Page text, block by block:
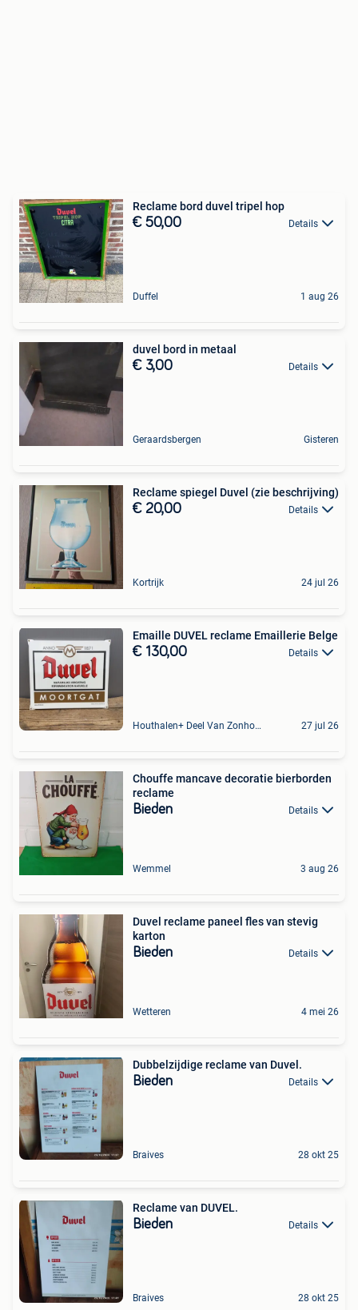
Reclame bord duvel tripel hop
€ 50,00 Details
Duffel 1 aug 26
duvel bord in metaal
€ 3,00 Details
Geraardsbergen Gisteren
Reclame spiegel Duvel (zie beschrijving)
€ 20,00 Details
Kortrijk 24 jul 26
Emaille DUVEL reclame Emaillerie Belge
€ 130,00 Details
Houthalen+ Deel Van Zonhoven En Zolder 27 jul 26
Chouffe mancave decoratie bierborden
reclame
Bieden Details
Wemmel 3 aug 26
Duvel reclame paneel fles van stevig
karton
Bieden Details
Wetteren 4 mei 26
Dubbelzijdige reclame van Duvel.
Bieden Details
Braives 28 okt 25
Reclame van DUVEL.
Bieden Details
Braives 28 okt 25